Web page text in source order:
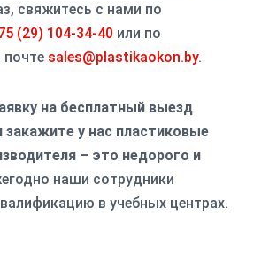
свяжитесь с нами по
(29) 104-34-40 или по
почте sales@plastikaokon.by.
на бесплатный выезд
у нас пластиковые
– это недорого и
наши сотрудники
в учебных центрах.